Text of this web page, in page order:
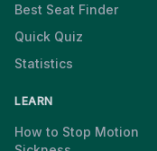
Best Seat Finder
Quick Quiz
Statistics
LEARN
How to Stop Motion